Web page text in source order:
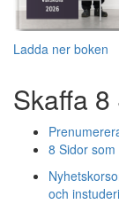
Ladda ner boken
Skaffa
8 Sidor som
och